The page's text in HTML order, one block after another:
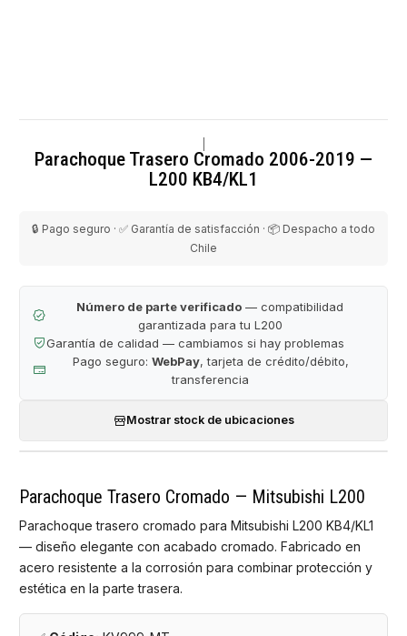
Parachoque Trasero Cromado 2006-2019 —
L200 KB4/KL1
🔒 Pago seguro · ✅ Garantía de satisfacción · 📦 Despacho a todo
Chile
Número de parte verificado — compatibilidad
garantizada para tu L200
Garantía de calidad — cambiamos si hay problemas
Pago seguro: WebPay, tarjeta de crédito/débito,
transferencia
Mostrar stock de ubicaciones
Parachoque Trasero Cromado — Mitsubishi L200
Parachoque trasero cromado para Mitsubishi L200 KB4/KL1
— diseño elegante con acabado cromado. Fabricado en
acero resistente a la corrosión para combinar protección y
estética en la parte trasera.